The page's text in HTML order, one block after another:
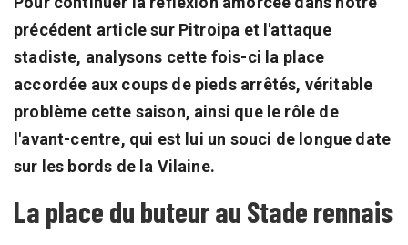
précédent article sur Pitroipa et l'attaque
stadiste, analysons cette fois-ci la place
accordée aux coups de pieds arrêtés, véritable
problème cette saison, ainsi que le rôle de
l'avant-centre, qui est lui un souci de longue date
sur les bords de la Vilaine.
La place du buteur au Stade rennais